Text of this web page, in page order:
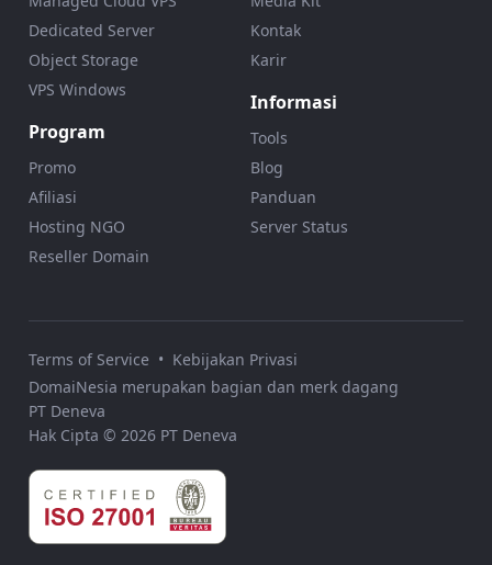
Dedicated Server
Object Storage
VPS Windows
Program
Promo
Afiliasi
Hosting NGO
Reseller Domain
Kontak
Karir
Informasi
Tools
Blog
Panduan
Server Status
Terms of Service • Kebijakan Privasi
DomaiNesia merupakan bagian dan merk dagang
PT Deneva
Hak Cipta © 2026 PT Deneva